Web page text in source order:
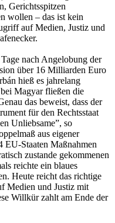
Gerichtsspitzen
wollen – das ist kein
auf Medien, Justiz und
nach Angelobung der
über 16 Milliarden Euro
hieß es jahrelang
bei Magyar fließen die
das beweist, dass der
für den Rechtsstaat
Unliebsame”, so
aus eigener
EU-Staaten Maßnahmen
zustande gekommenen
reichte ein blaues
Heute reicht das richtige
Medien und Justiz mit
Willkür zahlt am Ende der